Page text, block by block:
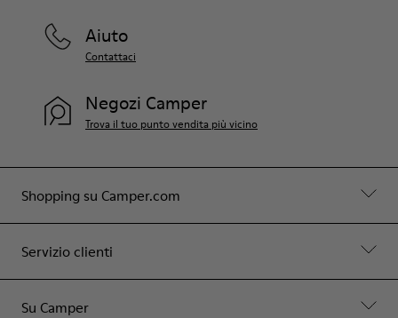
Shopping su Camper.com
Servizio clienti
Su Camper
Aiuto
Contattaci
Negozi Camper
Trova il tuo punto vendita più vicino